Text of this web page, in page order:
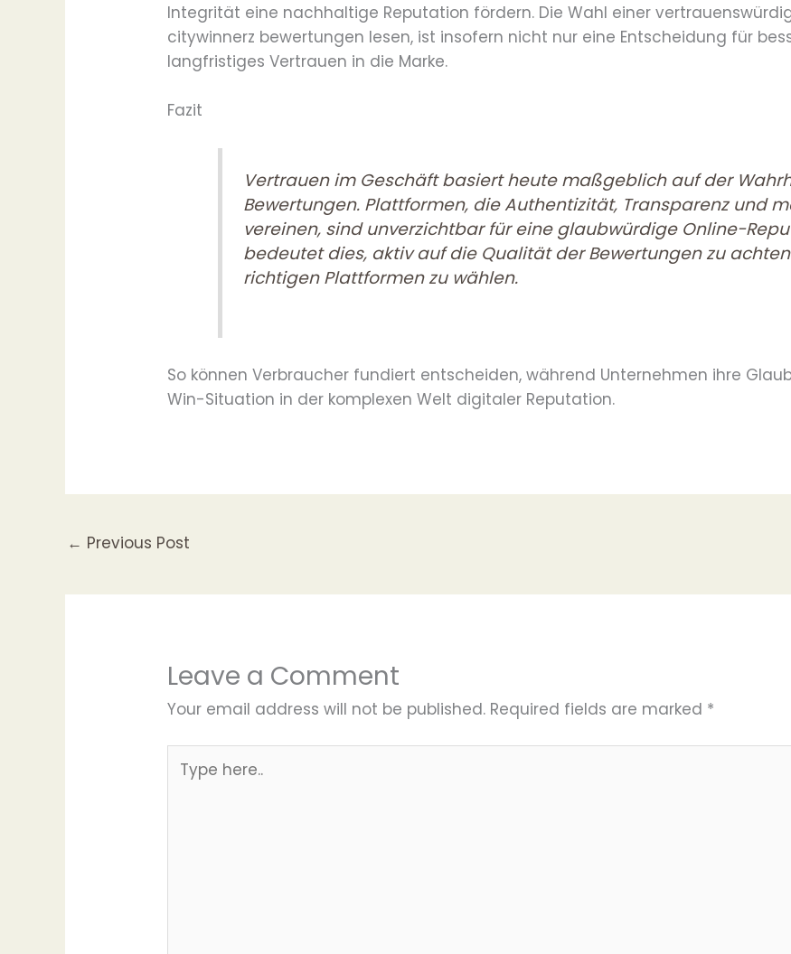
Integrität eine nachhaltige Reputation fördern. Die Wahl einer
citywinnerz bewertungen lesen, ist insofern nicht nur eine Entscheidung für
langfristiges Vertrauen in die Marke.
Fazit
Vertrauen im Geschäft basiert heute maßgeblich auf der
Bewertungen. Plattformen, die Authentizität, Transparenz und
vereinen, sind unverzichtbar für eine glaubwürdige Online-
bedeutet dies, aktiv auf die Qualität der Bewertungen zu
richtigen Plattformen zu wählen.
So können Verbraucher fundiert entscheiden, während Unternehmen ihre
Win-Situation in der komplexen Welt digitaler Reputation.
← Previous Post
Leave a Comment
Your email address will not be published. Required fields are marked *
here..